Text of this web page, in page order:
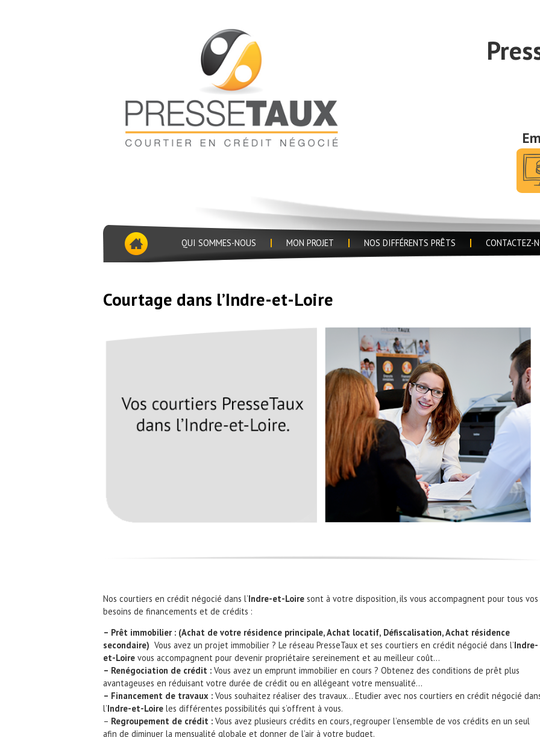
QUI SOMMES-NOUS MON PROJET NOS DIFFÉRENTS PRÊTS CONTACTEZ-
Courtage dans l’Indre-et-Loire
Nos courtiers en crédit négocié dans l’Indre-et-Loire sont à votre disposition, ils vous accompagnent pour tous vos
besoins de financements et de crédits :
– Prêt immobilier : (Achat de votre résidence principale, Achat locatif, Défiscalisation, Achat résidence
secondaire) Vous avez un projet immobilier ? Le réseau PresseTaux et ses courtiers en crédit négocié dans l’Indre-
et-Loire vous accompagnent pour devenir propriétaire sereinement et au meilleur coût…
– Renégociation de crédit : Vous avez un emprunt immobilier en cours ? Obtenez des conditions de prêt plus
avantageuses en réduisant votre durée de crédit ou en allégeant votre mensualité…
– Financement de travaux : Vous souhaitez réaliser des travaux… Etudier avec nos courtiers en crédit négocié
l’Indre-et-Loire les différentes possibilités qui s’offrent à vous.
– Regroupement de crédit : Vous avez plusieurs crédits en cours, regrouper l’ensemble de vos crédits en un seul
afin de diminuer la mensualité globale et donner de l’air à votre budget.